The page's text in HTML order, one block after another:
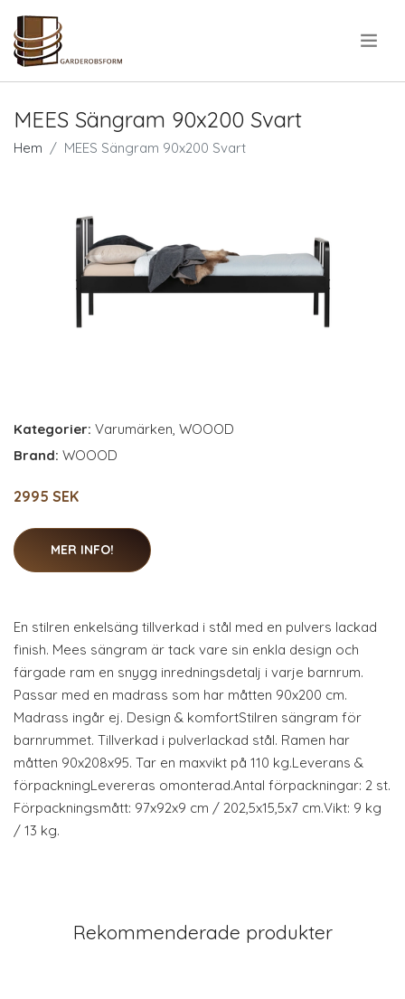
MEES Sängram 90x200 Svart
Hem MEES Sängram 90x200 Svart
Kategorier: Varumärken, WOOOD
Brand: WOOOD
2995 SEK
MER INFO!
En stilren enkelsäng tillverkad i stål med en pulvers lackad
finish. Mees sängram är tack vare sin enkla design och
färgade ram en snygg inredningsdetalj i varje barnrum.
Passar med en madrass som har måtten 90x200 cm.
Madrass ingår ej. Design & komfortStilren sängram för
barnrummet. Tillverkad i pulverlackad stål. Ramen har
måtten 90x208x95. Tar en maxvikt på 110 kg.Leverans &
förpackningLevereras omonterad.Antal förpackningar: 2 st.
Förpackningsmått: 97x92x9 cm / 202,5x15,5x7 cm.Vikt: 9 kg
/ 13 kg.
Rekommenderade produkter